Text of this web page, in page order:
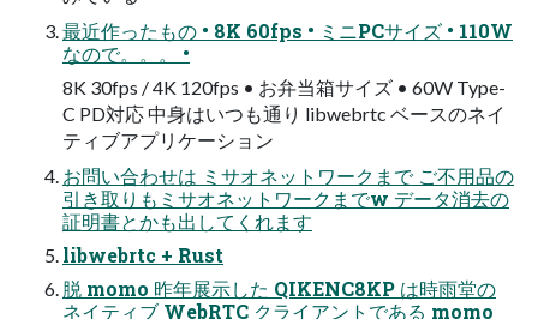
最近作ったもの • 8K 60fps • ミニPCサイズ • 110W
なので。。。 •
8K 30fps / 4K 120fps • お弁当箱サイズ • 60W Type-
C PD対応 中身はいつも通り libwebrtc ベースのネイ
ティブアプリケーション
お問い合わせは ミサオネットワークまで ご不用品の
引き取りもミサオネットワークまでw データ消去の
証明書とかも出してくれます
libwebrtc + Rust
脱 momo 昨年展示した QIKENC8KP は時雨堂の
ネイティブ WebRTC クライアントである momo